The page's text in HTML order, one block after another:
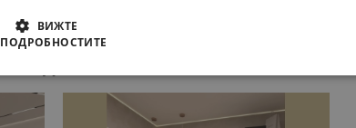
ВИЖТЕ
ПОДРОБНОСТИТЕ